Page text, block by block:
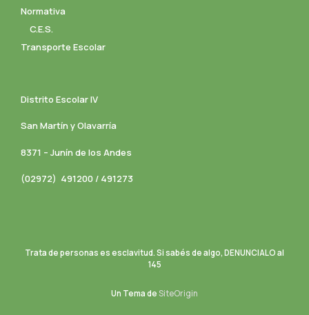
Normativa
C.E.S.
Transporte Escolar
Distrito Escolar IV
San Martín y Olavarría
8371 – Junín de los Andes
(02972) 491200 / 491273
Trata de personas es esclavitud. Si sabés de algo, DENUNCIALO al
145
Un Tema de SiteOrigin